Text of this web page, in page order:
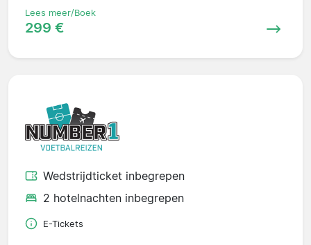
Lees meer/Boek
299 €
Wedstrijdticket inbegrepen
2 hotelnachten inbegrepen
E-Tickets